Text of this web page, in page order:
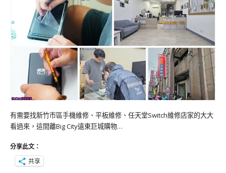
有需要找新竹市區手機維修、平板維修、任天堂Switch維修店家的大大
看過來，這間離Big City遠東巨城購物…
分享此文：
共享